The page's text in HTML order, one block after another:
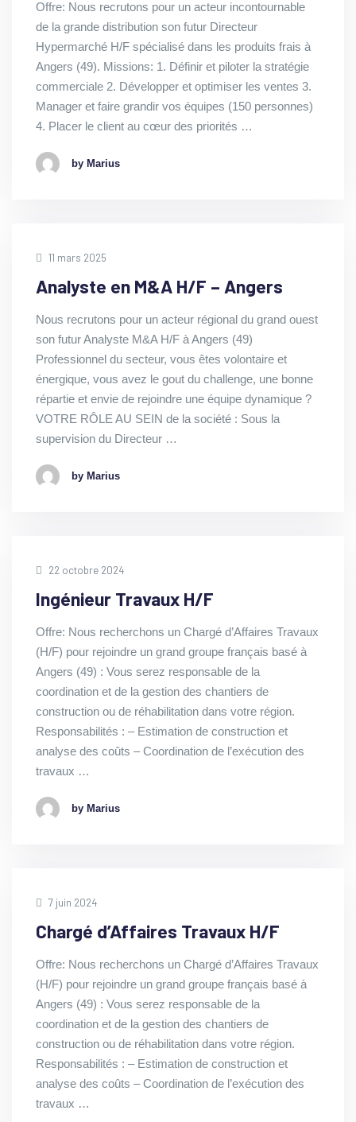
Offre: Nous recrutons pour un acteur incontournable
de la grande distribution son futur Directeur
Hypermarché H/F spécialisé dans les produits frais à
Angers (49). Missions: 1. Définir et piloter la stratégie
commerciale 2. Développer et optimiser les ventes 3.
Manager et faire grandir vos équipes (150 personnes)
4. Placer le client au cœur des priorités …
by Marius
11 mars 2025
Analyste en M&A H/F – Angers
Nous recrutons pour un acteur régional du grand ouest
son futur Analyste M&A H/F à Angers (49)
Professionnel du secteur, vous êtes volontaire et
énergique, vous avez le gout du challenge, une bonne
répartie et envie de rejoindre une équipe dynamique ?
VOTRE RÔLE AU SEIN de la société : Sous la
supervision du Directeur …
by Marius
22 octobre 2024
Ingénieur Travaux H/F
Offre: Nous recherchons un Chargé d’Affaires Travaux
(H/F) pour rejoindre un grand groupe français basé à
Angers (49) : Vous serez responsable de la
coordination et de la gestion des chantiers de
construction ou de réhabilitation dans votre région.
Responsabilités : – Estimation de construction et
analyse des coûts – Coordination de l’exécution des
travaux …
by Marius
7 juin 2024
Chargé d’Affaires Travaux H/F
Offre: Nous recherchons un Chargé d’Affaires Travaux
(H/F) pour rejoindre un grand groupe français basé à
Angers (49) : Vous serez responsable de la
coordination et de la gestion des chantiers de
construction ou de réhabilitation dans votre région.
Responsabilités : – Estimation de construction et
analyse des coûts – Coordination de l’exécution des
travaux …